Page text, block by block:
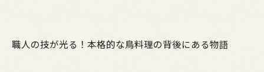
職人の技が光る！本格的な鳥料理の背後にある物語